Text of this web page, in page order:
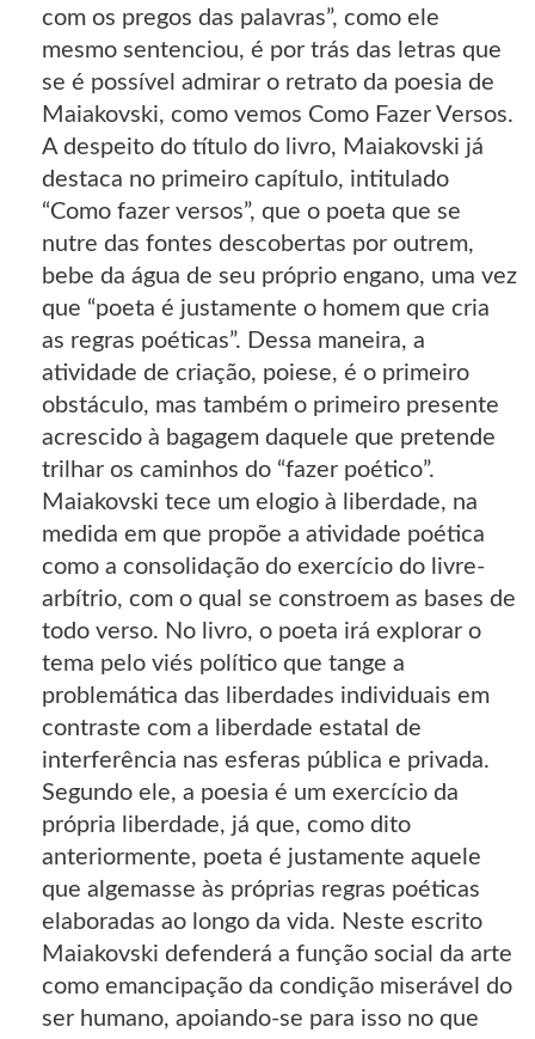
com os pregos das palavras”, como ele
mesmo sentenciou, é por trás das letras que
se é possível admirar o retrato da poesia de
Maiakovski, como vemos Como Fazer Versos.
A despeito do título do livro, Maiakovski já
destaca no primeiro capítulo, intitulado
“Como fazer versos”, que o poeta que se
nutre das fontes descobertas por outrem,
bebe da água de seu próprio engano, uma vez
que “poeta é justamente o homem que cria
as regras poéticas”. Dessa maneira, a
atividade de criação, poiese, é o primeiro
obstáculo, mas também o primeiro presente
acrescido à bagagem daquele que pretende
trilhar os caminhos do “fazer poético”.
Maiakovski tece um elogio à liberdade, na
medida em que propõe a atividade poética
como a consolidação do exercício do livre-
arbítrio, com o qual se constroem as bases de
todo verso. No livro, o poeta irá explorar o
tema pelo viés político que tange a
problemática das liberdades individuais em
contraste com a liberdade estatal de
interferência nas esferas pública e privada.
Segundo ele, a poesia é um exercício da
própria liberdade, já que, como dito
anteriormente, poeta é justamente aquele
que algemasse às próprias regras poéticas
elaboradas ao longo da vida. Neste escrito
Maiakovski defenderá a função social da arte
como emancipação da condição miserável do
ser humano, apoiando-se para isso no que